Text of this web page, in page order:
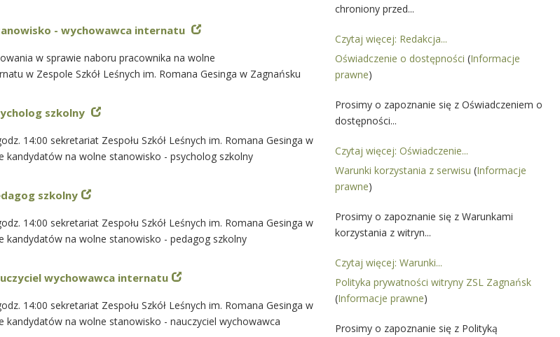
- wychowawca internatu
w sprawie naboru pracownika na wolne
w Zespole Szkół Leśnych im. Romana Gesinga w Zagnańsku
szkolny
14:00 sekretariat Zespołu Szkół Leśnych im. Romana Gesinga w
kandydatów na wolne stanowisko - psycholog szkolny
szkolny
14:00 sekretariat Zespołu Szkół Leśnych im. Romana Gesinga w
kandydatów na wolne stanowisko - pedagog szkolny
wychowawca internatu
14:00 sekretariat Zespołu Szkół Leśnych im. Romana Gesinga w
kandydatów na wolne stanowisko - nauczyciel wychowawca
chroniony przed...
Czytaj więcej: Redakcja...
Oświadczenie o dostępności (Informacje
prawne)
Prosimy o zapoznanie się z Oświadczeniem o
dostępności...
Czytaj więcej: Oświadczenie...
Warunki korzystania z serwisu (Informacje
prawne)
Prosimy o zapoznanie się z Warunkami
korzystania z witryn...
Czytaj więcej: Warunki...
Polityka prywatności witryny ZSL Zagnańsk
(Informacje prawne)
Prosimy o zapoznanie się z Polityką